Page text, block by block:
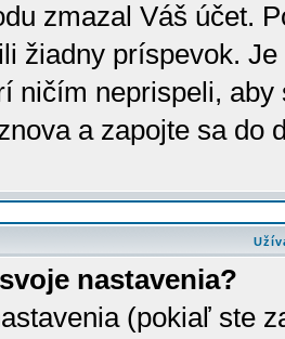
zmazal Váš účet.
žiadny príspevok.
ničím neprispeli,
a zapojte sa do
nastavenia?
(pokiaľ ste